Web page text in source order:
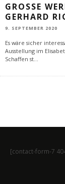
GROSSE
ERHARD
9. SEPTEMBER 2020
Es wäre sicher
Ausstellung im
Schaffen st...
[contact-form-7